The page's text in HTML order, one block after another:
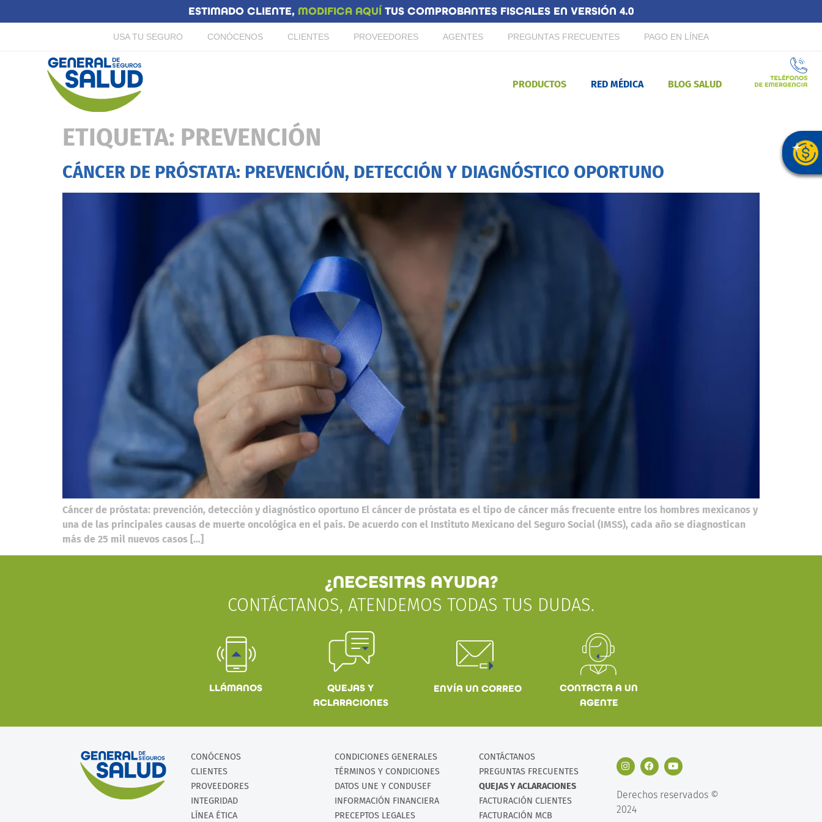
ESTIMADO CLIENTE, MODIFICA AQUÍ TUS COMPROBANTES FISCALES EN VERSIÓN 4.0
USA TU SEGURO CONÓCENOS CLIENTES PROVEEDORES AGENTES PREGUNTAS FRECUENTES PAGO EN LÍNEA
PRODUCTOS RED MÉDICA BLOG SALUD
ETIQUETA: PREVENCIÓN
CÁNCER DE PRÓSTATA: PREVENCIÓN, DETECCIÓN Y DIAGNÓSTICO OPORTUNO
Cáncer de próstata: prevención, detección y diagnóstico oportuno El cáncer de próstata es el tipo de cáncer más frecuente entre los hombres mexicanos y
una de las principales causas de muerte oncológica en el país. De acuerdo con el Instituto Mexicano del Seguro Social (IMSS), cada año se diagnostican
más de 25 mil nuevos casos […]
¿NECESITAS AYUDA?
CONTÁCTANOS, ATENDEMOS TODAS TUS DUDAS.
LLÁMANOS
QUEJAS Y
ACLARACIONES
ENVÍA UN CORREO
CONTACTA A UN
AGENTE
CONÓCENOS
CLIENTES
PROVEEDORES
INTEGRIDAD
LÍNEA ÉTICA
CONDICIONES GENERALES
TÉRMINOS Y CONDICIONES
DATOS UNE Y CONDUSEF
INFORMACIÓN FINANCIERA
PRECEPTOS LEGALES
CONTÁCTANOS
PREGUNTAS FRECUENTES
QUEJAS Y ACLARACIONES
FACTURACIÓN CLIENTES
FACTURACIÓN MCB
Derechos reservados ©
2024